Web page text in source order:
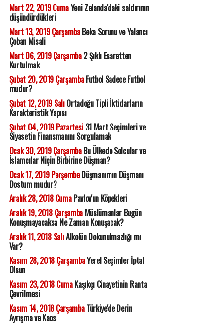
Mart 22, 2019 CumaYeni Zelanda'daki saldırının
düşündürdükleri
Mart 13, 2019 ÇarşambaBeka Sorunu ve Yalancı
Çoban Misali
Mart 06, 2019 Çarşamba2 Şıklı Esaretten
Kurtulmak
Şubat 20, 2019 ÇarşambaFutbol Sadece Futbol
mudur?
Şubat 12, 2019 SalıOrtadoğu Tipli İktidarların
Karakteristik Yapısı
Şubat 04, 2019 Pazartesi31 Mart Seçimleri ve
Siyasetin Finansmanını Sorgulamak
Ocak 30, 2019 ÇarşambaBu Ülkede Solcular ve
İslamcılar Niçin Birbirine Düşman?
Ocak 17, 2019 PerşembeDüşmanımın Düşmanı
Dostum mudur?
Aralık 28, 2018 CumaPavlov'un Köpekleri
Aralık 19, 2018 ÇarşambaMüslümanlar Bugün
Konuşmayacaksa Ne Zaman Konuşacak?
Aralık 11, 2018 SalıAlkolün Dokunulmazlığı mı
Var?
Kasım 28, 2018 ÇarşambaYerel Seçimler İptal
Olsun
Kasım 23, 2018 CumaKaşıkçı Cinayetinin Ranta
Çevrilmesi
Kasım 14, 2018 ÇarşambaTürkiye'de Derin
Ayrışma ve Kaos